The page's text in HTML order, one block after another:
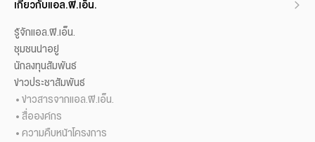
เกี่ยวกับแอล.พี.เอ็น.
รู้จักแอล.พี.เอ็น.
ชุมชนน่าอยู่
นักลงทุนสัมพันธ์
ข่าวประชาสัมพันธ์
ข่าวสารจากแอล.พี.เอ็น.
สื่อองค์กร
ความคืบหน้าโครงการ